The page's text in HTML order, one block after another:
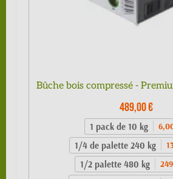
Bûche bois compressé -
489,00 €
1 pack de 10 kg
1/4 de palette 240 kg
1/2 palette 480 kg